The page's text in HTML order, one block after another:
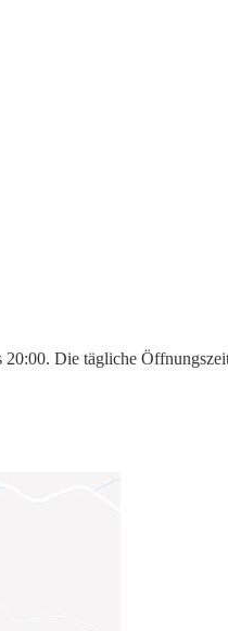
Die tägliche